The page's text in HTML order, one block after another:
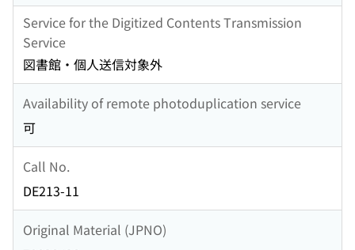
Service for the Digitized Contents Transmission
Service
図書館・個人送信対象外
Availability of remote photoduplication service
可
Call No.
DE213-11
Original Material (JPNO)